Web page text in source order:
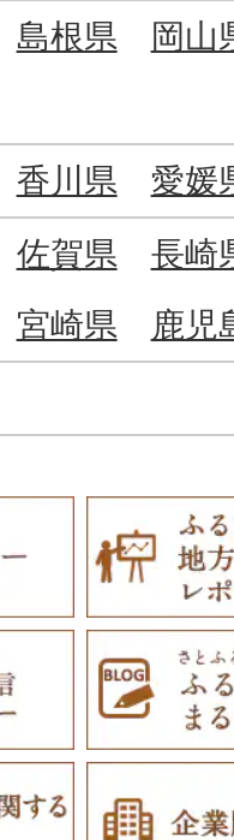
島根県
岡山
香川県 愛媛
佐賀県
長崎
宮崎県
鹿児